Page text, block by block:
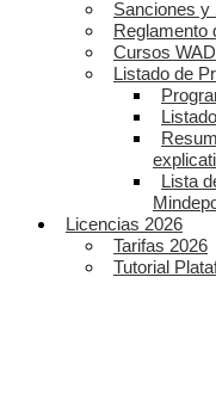
Sanciones y
Reglamento
Cursos
Listado de
Lista
Licencias 2026
Tarifas 2026
Tutorial